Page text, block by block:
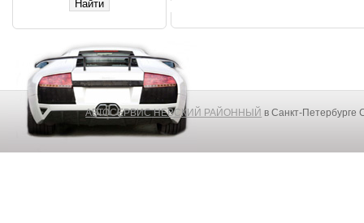
АВТОСЕРВИС НЕВСКИЙ РАЙОННЫЙ в Санкт-Петербурге